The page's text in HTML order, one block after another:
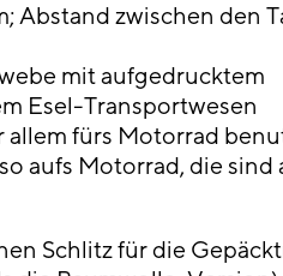
Abstand zwischen den
mit aufgedrucktem
Esel-Transportwesen
fürs Motorrad
aufs Motorrad, die sind
Schlitz für die